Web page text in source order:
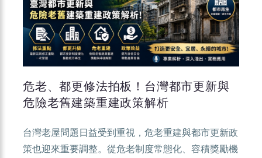
危老、都更修法拍板！台灣都市更新與
危險老舊建築重建政策解析
台灣老屋問題日益受到重視，危老重建與都市更新政
策也迎來重要調整。從危老制度常態化、容積獎勵機